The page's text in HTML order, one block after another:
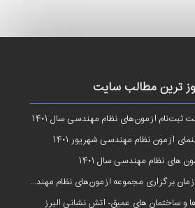
ترین مطالب سایت
ثبت‌نام آزمون‌های نظام مهندسی سال ۱۴۰۱
آزمون نظام مهندسی شهریور ۱۴۰۱
های نظام مهندسی سال ۱۴۰۱
مجموعه آزمون‌های نظام مهندسی ساختمان سال ۱۴۰۱
و ساختمان های عمیق- آتش نشانی البرز